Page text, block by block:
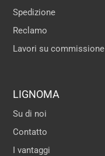
Spedizione
Reclamo
Lavori su commissione
LIGNOMA
Su di noi
Contatto
I vantaggi